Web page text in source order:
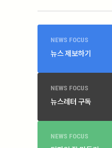
NEWS FOCUS
뉴스 제보하기
NEWS FOCUS
뉴스레터 구독
NEWS FOCUS